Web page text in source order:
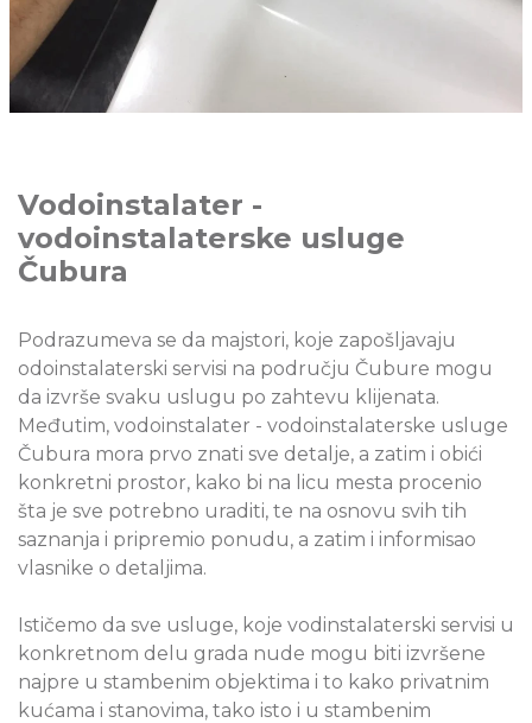
Vodoinstalater -
vodoinstalaterske usluge
Čubura
Podrazumeva se da majstori, koje zapošljavaju
odoinstalaterski servisi na području Čubure mogu
da izvrše svaku uslugu po zahtevu klijenata.
Međutim, vodoinstalater - vodoinstalaterske usluge
Čubura mora prvo znati sve detalje, a zatim i obići
konkretni prostor, kako bi na licu mesta procenio
šta je sve potrebno uraditi, te na osnovu svih tih
saznanja i pripremio ponudu, a zatim i informisao
vlasnike o detaljima.
Ističemo da sve usluge, koje vodinstalaterski servisi u
konkretnom delu grada nude mogu biti izvršene
najpre u stambenim objektima i to kako privatnim
kućama i stanovima, tako isto i u stambenim